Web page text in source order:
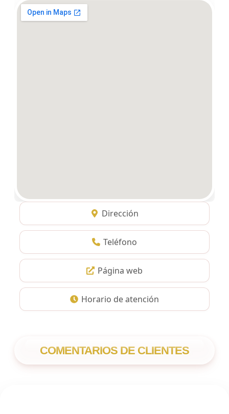
Dirección
Teléfono
Página web
Horario de atención
COMENTARIOS DE CLIENTES